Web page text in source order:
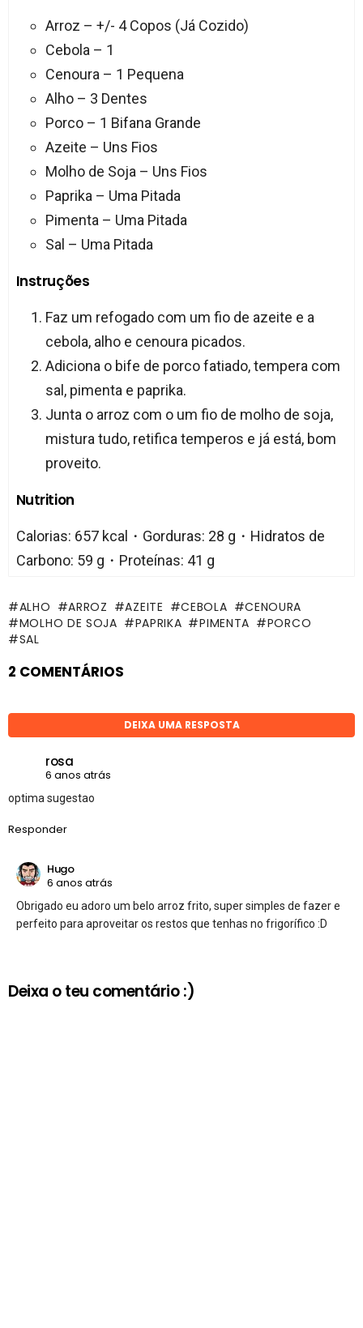
Arroz – +/- 4 Copos (Já Cozido)
Cebola – 1
Cenoura – 1 Pequena
Alho – 3 Dentes
Porco – 1 Bifana Grande
Azeite – Uns Fios
Molho de Soja – Uns Fios
Paprika – Uma Pitada
Pimenta – Uma Pitada
Sal – Uma Pitada
Instruções
Faz um refogado com um fio de azeite e a
cebola, alho e cenoura picados.
Adiciona o bife de porco fatiado, tempera com
sal, pimenta e paprika.
Junta o arroz com o um fio de molho de soja,
mistura tudo, retifica temperos e já está, bom
proveito.
Nutrition
Calorias: 657 kcal・Gorduras: 28 g・Hidratos de
Carbono: 59 g・Proteínas: 41 g
ALHO ARROZ AZEITE CEBOLA
CENOURA
MOLHO DE SOJA
PAPRIKA PIMENTA
PORCO
SAL
2 COMENTÁRIOS
DEIXA UMA RESPOSTA
rosa
6 anos atrás
optima sugestao
Responder
Hugo
6 anos atrás
Obrigado eu adoro um belo arroz frito, super simples de fazer e
perfeito para aproveitar os restos que tenhas no frigorífico :D
Deixa o teu comentário :)